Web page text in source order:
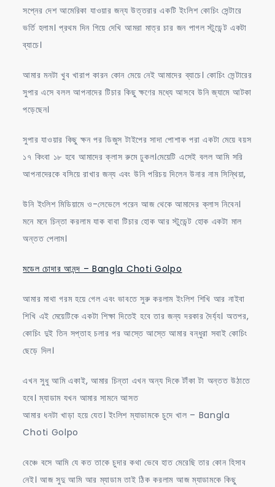
Choti
Golpo
সপ্নের দেশ আমেরিকা যাওয়ার জন্য উত্তরার একটি ইংলিশ কোচিং সেন্টারে
ভর্তি হলাম। প্রথম দিন গিয়ে দেখি আমরা মাত্র চার জন পাগল স্টুডেন্ট একটা
ব্যাচে।
আমার মনটা খুব খারাপ কারন কোন মেয়ে নেই আমাদের ব্যাচে। কোচিং সেন্টারের
সুপার এসে বলল আপনাদের টিচার কিছু ক্ষণের মধ্যে আসবে উনি জ্যামে আটকা
পড়েছেন।
সুপার যাওয়ার কিছু ক্ষন পর ডিজুস টাইপের সাদা পোশাক পরা একটা মেয়ে বয়স
১৭ কিংবা ১৮ হবে আমাদের ক্লাস রুমে ঢুকল।মেয়েটি এসেই বলল আমি সরি
আপনাদেরকে বসিয়ে রাখার জন্য এবং উনি পরিচয় দিলেন উনার নাম সিন্থিয়া,
উনি ইংলিশ মিডিয়ামে ও-লেভেলে পরেন আজ থেকে আমাদের ক্লাস নিবেন।
মনে মনে চিন্তা করলাম যাক বাবা টিচার হোক আর স্টুডেন্ট হোক একটা মাল
অন্তত পেলাম।
মডেল চোদার আনন্দ – Bangla Choti Golpo
আমার মাথা গরম হয়ে গেল এবং ভাবতে সুরু করলাম ইংলিশ শিখি আর নাইবা
শিখি এই মেয়েটিকে একটা শিক্ষা দিতেই হবে তার জন্য দরকার দৈর্য্য। অতপর,
কোচিং দুই তিন সপ্তাহ চলার পর আস্তে আস্তে আমার বন্ধুরা সবাই কোচিং
ছেড়ে দিল।
এখন সুধু আমি একাই, আমার চিন্তা এখন অন্য দিকে টাঁকা টা অন্তত উঠাতে
হবে। ম্যাডাম যখন আমার সামনে আসত
আমার ধনটা খাড়া হয়ে যেত। ইংলিশ ম্যাডামকে চুদে খাল – Bangla
Choti Golpo
বেঞ্চে বসে আমি যে কত তাকে চুদার কথা ভেবে হাত মেরেছি তার কোন হিসাব
নেই। আজ সুদু আমি আর ম্যাডাম তাই ঠিক করলাম আজ ম্যাডামকে কিছু